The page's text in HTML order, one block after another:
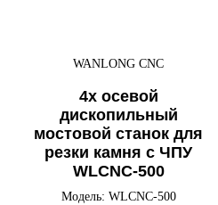
WANLONG CNC
4х осевой
дископильный
мостовой станок для
резки камня с ЧПУ
WLCNC-500
Модель: WLCNC-500